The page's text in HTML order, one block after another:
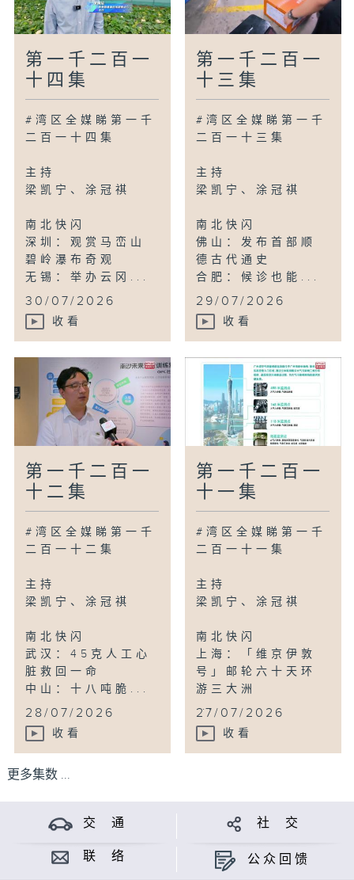
第一千二百一
十四集
#湾区全媒睇第一千
二百一十四集
主持
梁凯宁、涂冠祺
南北快闪
深圳：观赏马峦山
碧岭瀑布奇观
无锡：举办云冈...
30/07/2026
收看
第一千二百一
十三集
#湾区全媒睇第一千
二百一十三集
主持
梁凯宁、涂冠祺
南北快闪
佛山：发布首部顺
德古代通史
合肥：候诊也能...
29/07/2026
收看
第一千二百一
十二集
#湾区全媒睇第一千
二百一十二集
主持
梁凯宁、涂冠祺
南北快闪
武汉：45克人工心
脏救回一命
中山：十八吨脆...
28/07/2026
收看
第一千二百一
十一集
#湾区全媒睇第一千
二百一十一集
主持
梁凯宁、涂冠祺
南北快闪
上海：「维京伊敦
号」邮轮六十天环
游三大洲
...
27/07/2026
收看
更多集数 ...
交 通 社 交
联 络 公众回馈